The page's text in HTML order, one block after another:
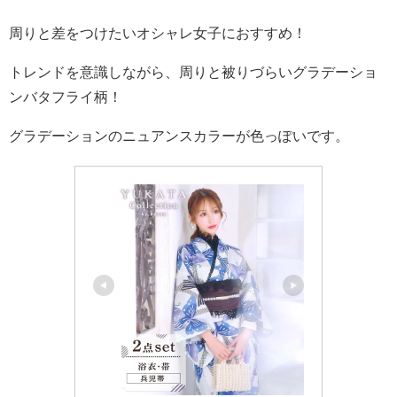
周りと差をつけたいオシャレ女子におすすめ！
トレンドを意識しながら、周りと被りづらいグラデーショ
ンバタフライ柄！
グラデーションのニュアンスカラーが色っぽいです。